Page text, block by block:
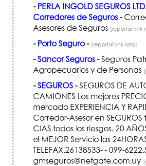
- PERLA INGOLD SEGUROS
Corredores de Seguros-
Asesores de Seguros [reportar link
- Porto Seguro- [reportar link roto]
-Sancor Seguros-Seguros
Agropecuarios y de Personas
-SEGUROS-SEGUROS DE
CAMIONES Los mejores
mercado EXPERIENCIA Y
Corredor-Asesor en SEGUROS
CIAS todos los riesgos. 20
el MEJOR Servicio las
TELEFAX.26138533- - 099-
gmseguros@netgate.com.uy